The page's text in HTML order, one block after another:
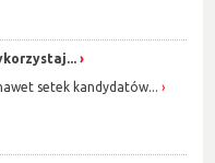
setek kandydatów...